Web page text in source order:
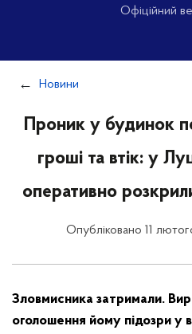
Офіційний
Новини
Проник у будинок
гроші та втік: у
оперативно
Опубліковано 11
Зловмисника затримали.
оголошення йому підозри у